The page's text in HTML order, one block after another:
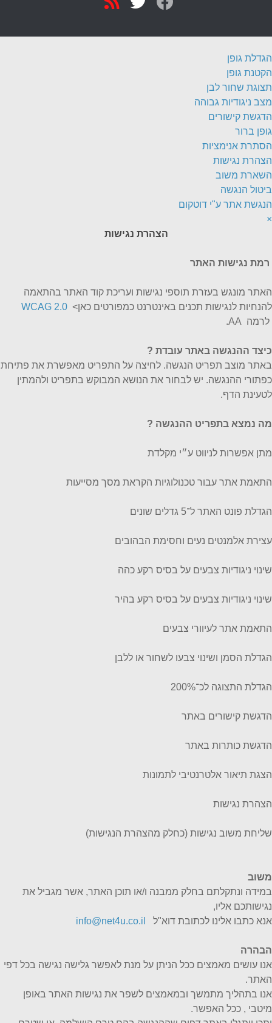
הגדלת גופן
הקטנת גופן
תצוגת שחור לבן
מצב ניגודיות גבוהה
הדגשת קישורים
גופן ברור
הסתרת אנימציות
הצהרת נגישות
השארת משוב
ביטול הנגשה
הנגשת אתר ע"י דוטקום
×
הצהרת נגישות
רמת נגישות האתר
האתר מונגש בעזרת תוספי נגישות ועריכת קוד האתר בהתאמה
להנחיות לנגישות תכנים באינטרנט כמפורטים כאן> WCAG 2.0
לרמה AA.
כיצד ההנגשה באתר עובדת ?
באתר מוצב תפריט הנגשה. לחיצה על התפריט מאפשרת את פתיחת
כפתורי ההנגשה. יש לבחור את הנושא המבוקש בתפריט ולהמתין
לטעינת הדף.
מה נמצא בתפריט ההנגשה ?
מתן אפשרות לניווט ע״י מקלדת
התאמת אתר עבור טכנולוגיות הקראת מסך מסייעות
הגדלת פונט האתר ל־5 גדלים שונים
עצירת אלמנטים נעים וחסימת הבהובים
שינוי ניגודיות צבעים על בסיס רקע כהה
שינוי ניגודיות צבעים על בסיס רקע בהיר
התאמת אתר לעיוורי צבעים
הגדלת הסמן ושינוי צבעו לשחור או ללבן
הגדלת התצוגה לכ־200%
הדגשת קישורים באתר
הדגשת כותרות באתר
הצגת תיאור אלטרנטיבי לתמונות
הצהרת נגישות
שליחת משוב נגישות (כחלק מהצהרת הנגישות)
משוב
במידה ונתקלתם בחלק ממבנה ו/או תוכן האתר, אשר מגביל את
נגישותכם אליו,
אנא כתבו אלינו לכתובת דוא"ל
info@net4u.co.il
הבהרה
אנו עושים מאמצים ככל הניתן על מנת לאפשר גלישה נגישה בכל דפי
האתר.
אנו בתהליך מתמשך ובמאמצים לשפר את נגישות האתר באופן
מיטבי , ככל האפשר.